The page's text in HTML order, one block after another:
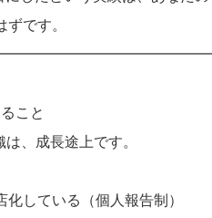
です。
こと
、成長途上です。
化している（個人報告制）